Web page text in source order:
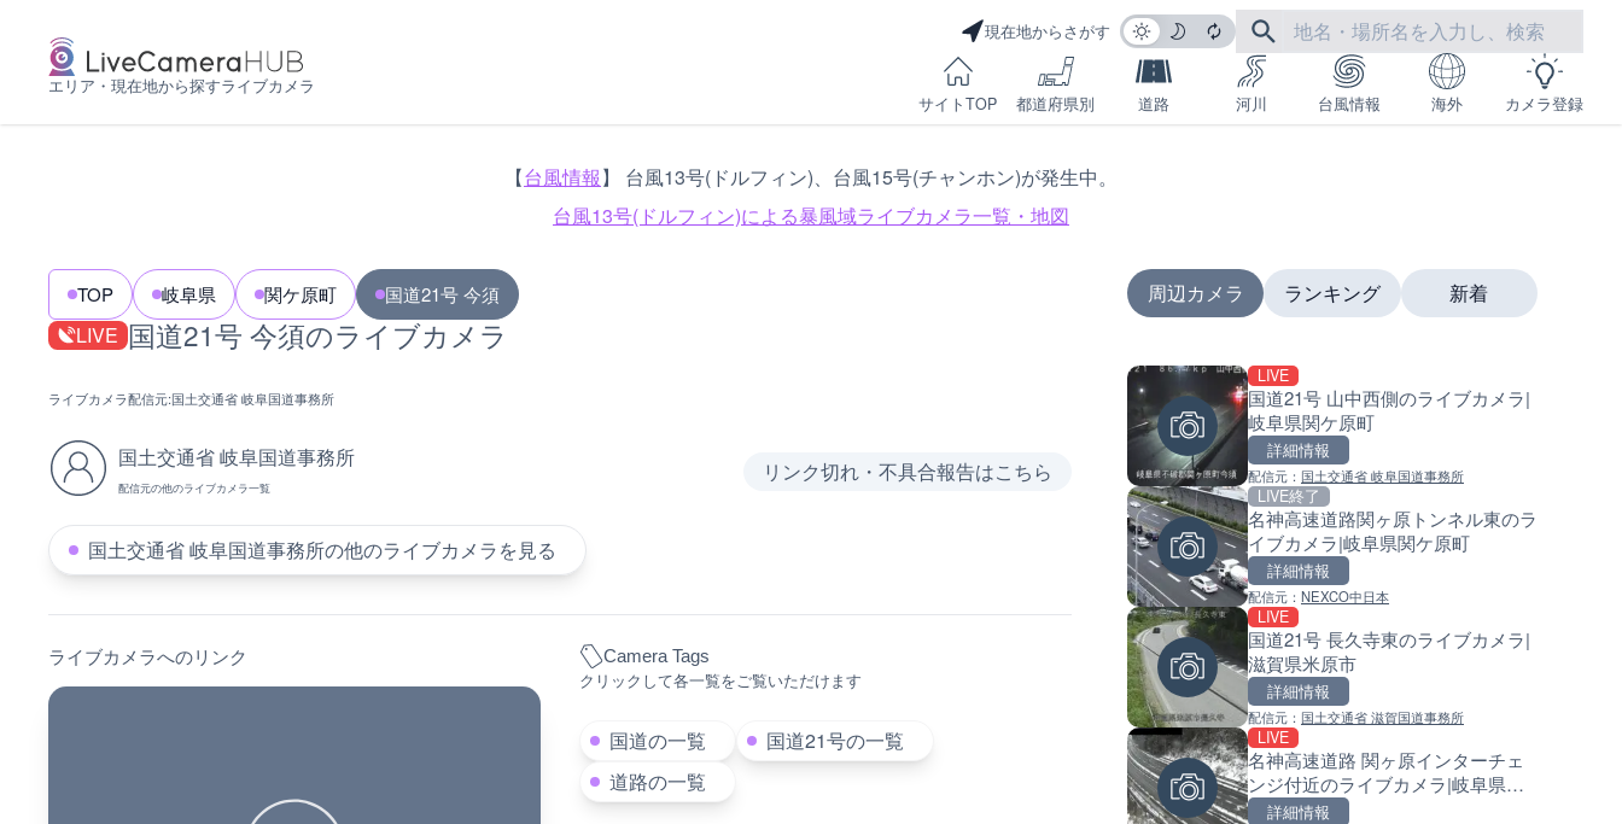
エリア・現在地から探すライブカメラ
現在地からさがす
サイトTOP 都道府県別 道路 河川 台風情報 海外 カメラ登録
【台風情報】 台風13号(ドルフィン)、台風15号(チャンホン)が発生中。
台風13号(ドルフィン)による暴風域ライブカメラ一覧・地図
TOP 岐阜県 関ケ原町 国道21号 今須
LIVE 国道21号 今須のライブカメラ
ライブカメラ配信元:国土交通省 岐阜国道事務所
国土交通省 岐阜国道事務所
配信元の他のライブカメラ一覧
リンク切れ・不具合報告はこちら
国土交通省 岐阜国道事務所の他のライブカメラを見る
ライブカメラへのリンク Camera Tags
クリックして各一覧をご覧いただけます
国道の一覧
国道21号の一覧
道路の一覧
周辺カメラ
LIVE
国道21号 山中西側のライブカメラ|
岐阜県関ケ原町
詳細情報
配信元： 国土交通省 岐阜国道事務所
LIVE終了
名神高速道路関ヶ原トンネル東のラ
イブカメラ|岐阜県関ケ原町
詳細情報
配信元： NEXCO中日本
LIVE
国道21号 長久寺東のライブカメラ|
滋賀県米原市
詳細情報
配信元： 国土交通省 滋賀国道事務所
LIVE
名神高速道路 関ヶ原インターチェ
ンジ付近のライブカメラ|岐阜県関
ケ原町
詳細情報
ランキング
多摩川 日野橋水位観測所のラ
カメラ|東京都立川市
配信元：国土交通省 京浜河川事務所
広島県道30号 津田のライブカ
広島県廿日市市
配信元：
旧北上川 神取橋上流のライブ
配信元：国土交通省 北上川下流河川事務
旧北上川 23.6k右岸のライブ
宮城県涌谷町
新着
南出川水門付近のライブカメ
歌山県日高町
配信元：日高町役場
比井川水門付近から比井崎海
イブカメラ|和歌山県日高町
配信元：
小浦川水門付近から小浦海水
配信元：日高町役場
産湯川水門付近のライブカメ
歌山県日高町